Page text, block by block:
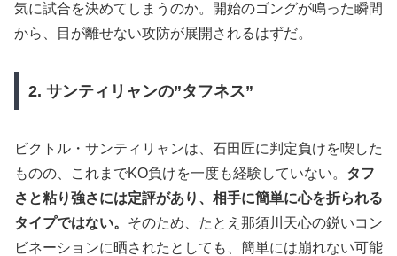
気に試合を決めてしまうのか。開始のゴングが鳴った瞬間
から、目が離せない攻防が展開されるはずだ。
2. サンティリャンの”タフネス”
ビクトル・サンティリャンは、石田匠に判定負けを喫した
ものの、これまでKO負けを一度も経験していない。 タフ
さと粘り強さには定評があり、相手に簡単に心を折られる
タイプではない。 そのため、たとえ那須川天心の鋭いコン
ビネーションに晒されたとしても、簡単には崩れない可能